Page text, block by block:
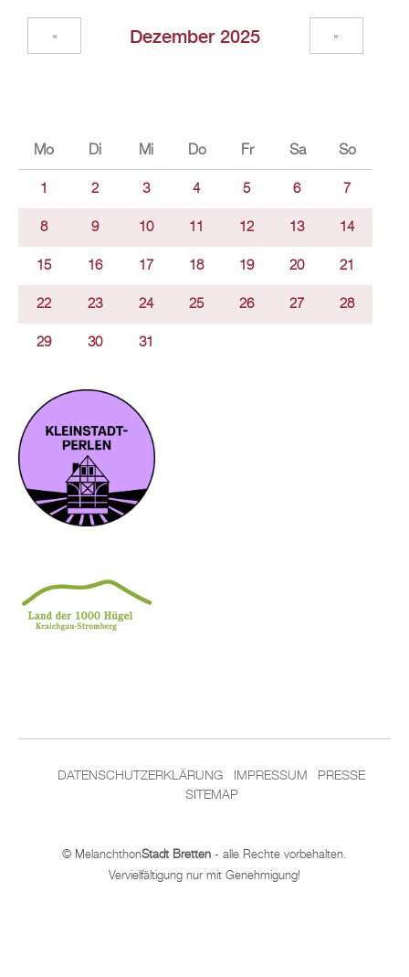
Dezember 2025
« »
Mo Di Mi Do Fr Sa So
1 2 3 4 5 6 7
8 9 10 11 12 13 14
15 16 17 18 19 20 21
22 23 24 25 26 27 28
29 30 31
DATENSCHUTZERKLÄRUNG IMPRESSUM
PRESSE
SITEMAP
© MelanchthonStadt Bretten - alle Rechte vorbehalten.
Vervielfältigung nur mit Genehmigung!